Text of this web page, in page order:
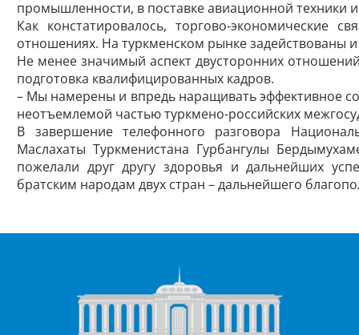
промышленности, в поставке авиационной техники
Как констатировалось, торгово-экономические
отношениях. На туркменском рынке задействованы
Не менее значимый аспект двусторонних
подготовка квалифицированных кадров.
– Мы намерены и впредь наращивать эффективное
неотъемлемой частью туркмено-российских
В завершение телефонного разговора
Маслахаты Туркменистана Гурбангулы
пожелали друг другу здоровья и дальнейших
братским народам двух стран – дальнейшего